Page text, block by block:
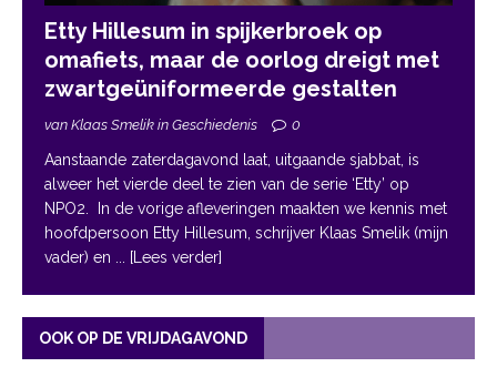
Etty Hillesum in spijkerbroek op
omafiets, maar de oorlog dreigt met
zwartgeüniformeerde gestalten
van Klaas Smelik in Geschiedenis 0
Aanstaande zaterdagavond laat, uitgaande sjabbat, is
alweer het vierde deel te zien van de serie ‘Etty’ op
NPO2. In de vorige afleveringen maakten we kennis met
hoofdpersoon Etty Hillesum, schrijver Klaas Smelik (mijn
vader) en
... [Lees verder]
OOK OP DE VRIJDAGAVOND